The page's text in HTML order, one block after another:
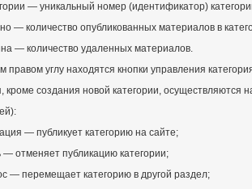
— уникальный номер (идентификатор)
— количество опубликованных материалов в
— количество удаленных материалов.
правом углу находятся кнопки управления
кроме создания новой категории, осуществляются
— публикует категорию на сайте;
— отменяет публикацию категории;
— перемещает категорию в другой раздел;